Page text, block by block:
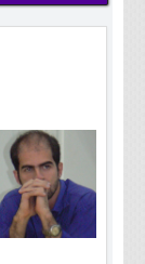
وبلاگ
کلینیک
حقوقی
محیط